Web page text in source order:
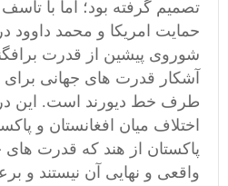
تصمیم گرفته بود؛ اما با
حمایت امریکا و محمد داوود در
شوروی پیشین از قدرت
آشکار قدرت های جهانی برای
طرف خط دیورند است. این
اختلاف میان افغانستان و
پاکستان از هند که قدرت
واقعی و نهایی آن نیستند و